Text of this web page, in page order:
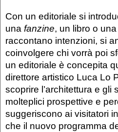
Con un editoriale si
una fanzine, un libro o
raccontano intenzioni, si
coinvolgere chi vorrà poi
un editoriale è concepita
direttore artistico Luca Lo
scoprire l’architettura e
molteplici prospettive e
suggeriscono ai visitatori
che il nuovo programma